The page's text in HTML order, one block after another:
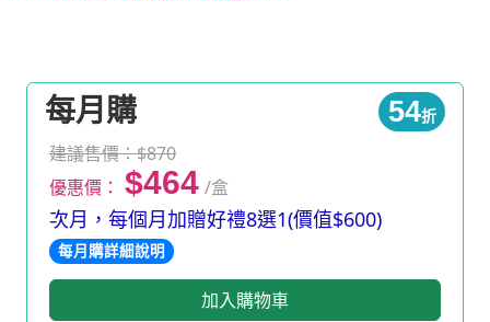
每月購 54折
建議售價：$870
優惠價： $464 /盒
次月，每個月加贈好禮8選1(價值$600)
每月購詳細說明
加入購物車